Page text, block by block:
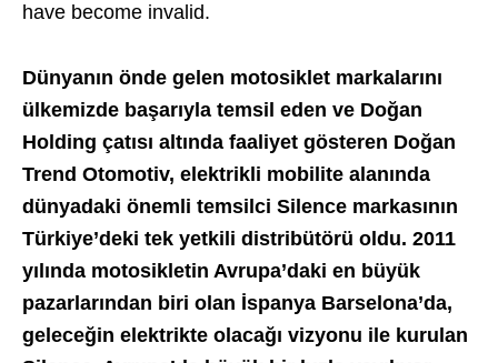
have become invalid.
Dünyanın önde gelen motosiklet markalarını
ülkemizde başarıyla temsil eden ve Doğan
Holding çatısı altında faaliyet gösteren Doğan
Trend Otomotiv, elektrikli mobilite alanında
dünyadaki önemli temsilci Silence markasının
Türkiye’deki tek yetkili distribütörü oldu. 2011
yılında motosikletin Avrupa’daki en büyük
pazarlarından biri olan İspanya Barselona’da,
geleceğin elektrikte olacağı vizyonu ile kurulan